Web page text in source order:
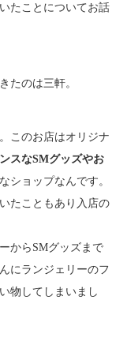
たことについてお話
たのは三軒。
このお店はオリジナ
スなSMグッズやお
ショップなんです。
たこともあり入店の
からSMグッズまで
にランジェリーのフ
物してしまいまし